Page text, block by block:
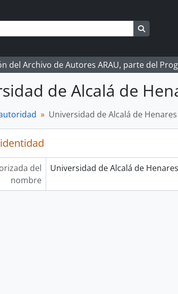
del Archivo de Autores ARAU, parte del
de Alcalá de
Universidad de Alcalá de Henares
del
nombre
Universidad de Alcalá de